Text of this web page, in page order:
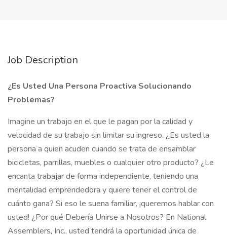
Job Description
¿Es Usted Una Persona Proactiva Solucionando
Problemas?
Imagine un trabajo en el que le pagan por la calidad y
velocidad de su trabajo sin limitar su ingreso. ¿Es usted la
persona a quien acuden cuando se trata de ensamblar
bicicletas, parrillas, muebles o cualquier otro producto? ¿Le
encanta trabajar de forma independiente, teniendo una
mentalidad emprendedora y quiere tener el control de
cuánto gana? Si eso le suena familiar, ¡queremos hablar con
usted! ¿Por qué Debería Unirse a Nosotros? En National
Assemblers, Inc., usted tendrá la oportunidad única de